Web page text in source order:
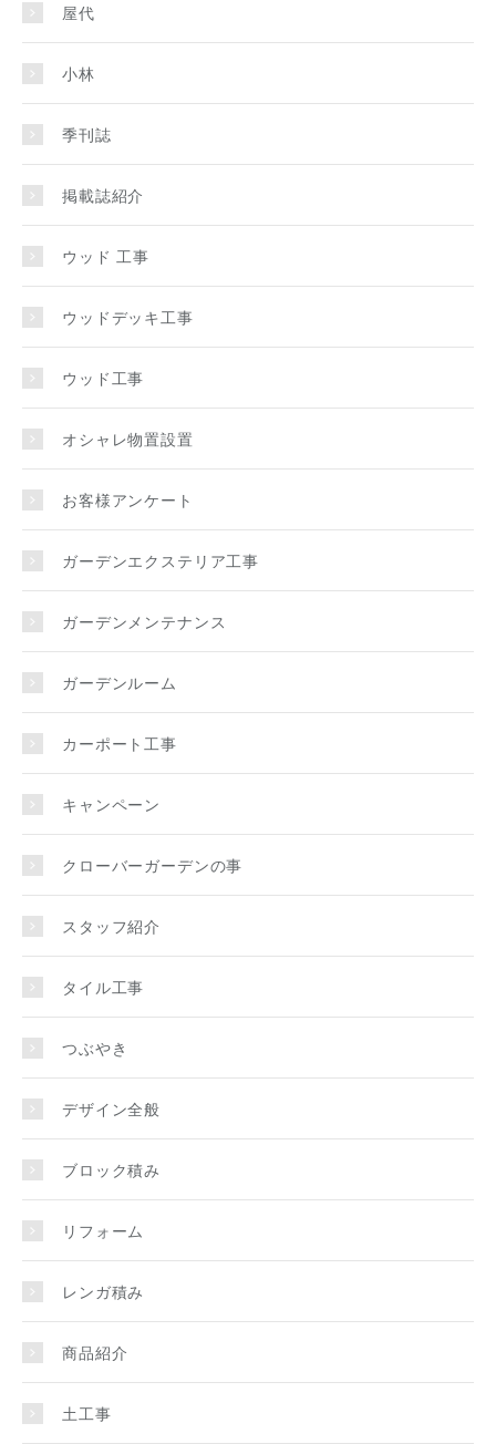
屋代
小林
季刊誌
掲載誌紹介
ウッド 工事
ウッドデッキ工事
ウッド工事
オシャレ物置設置
お客様アンケート
ガーデンエクステリア工事
ガーデンメンテナンス
ガーデンルーム
カーポート工事
キャンペーン
クローバーガーデンの事
スタッフ紹介
タイル工事
つぶやき
デザイン全般
ブロック積み
リフォーム
レンガ積み
商品紹介
土工事